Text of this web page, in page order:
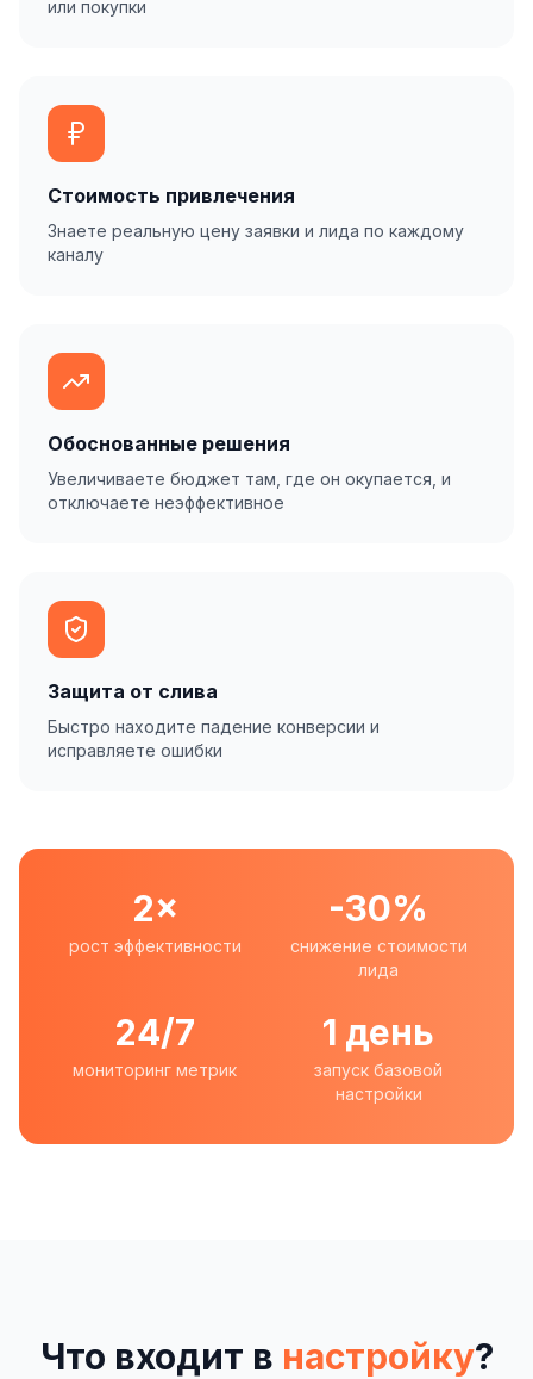
или покупки
Стоимость привлечения
Знаете реальную цену заявки и лида по каждому
каналу
Обоснованные решения
Увеличиваете бюджет там, где он окупается, и
отключаете неэффективное
Защита от слива
Быстро находите падение конверсии и
исправляете ошибки
2×
рост эффективности
-30%
снижение стоимости
лида
24/7
мониторинг метрик
1 день
запуск базовой
настройки
Что входит в настройку?